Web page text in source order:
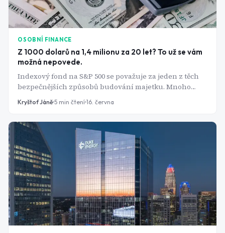
OSOBNÍ FINANCE
Z 1000 dolarů na 1,4 milionu za 20 let? To už se vám
možná nepovede.
Indexový fond na S&P 500 se považuje za jeden z těch
bezpečnějších způsobů budování majetku. Mnoho
investorů do tohoto fondu investuje pod vidinou
milionových zisků. Ty ale stojí na výnosu z jedné
drží pohromadě.
Kryštof Jáně 5 min čtení 16. června